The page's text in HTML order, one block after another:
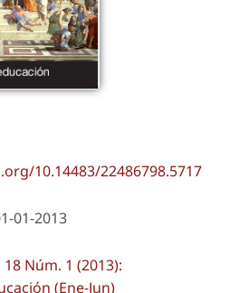
10.14483/22486798.5717
01-2013
18 Núm. 1 (2013):
(Ene-Jun)